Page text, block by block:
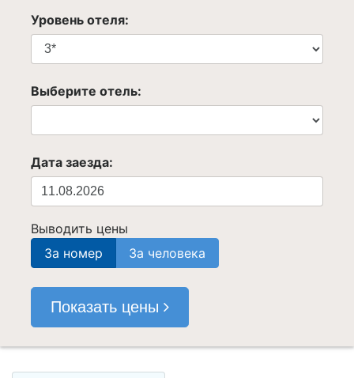
Уровень отеля:
Выберите отель:
Дата заезда:
Выводить цены
За номер
За человека
Показать цены